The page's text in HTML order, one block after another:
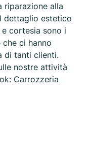
riparazione alla
dettaglio estetico
cortesia sono i
ci hanno
di tanti clienti.
nostre attività
Carrozzeria